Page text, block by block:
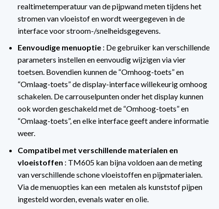
realtimetemperatuur van de pijpwand meten tijdens het
stromen van vloeistof en wordt weergegeven in de
interface voor stroom-/snelheidsgegevens.
Eenvoudige menuoptie: De gebruiker kan verschillende
parameters instellen en eenvoudig wijzigen via vier
toetsen. Bovendien kunnen de “Omhoog-toets” en
“Omlaag-toets” de display-interface willekeurig omhoog
schakelen. De carrouselpunten onder het display kunnen
ook worden geschakeld met de “Omhoog-toets” en
“Omlaag-toets”, en elke interface geeft andere informatie
weer.
Compatibel met verschillende materialen en
vloeistoffen : TM605 kan bijna voldoen aan de meting
van verschillende schone vloeistoffen en pijpmaterialen.
Via de menuopties kan een metalen als kunststof pijpen
ingesteld worden, evenals water en olie.